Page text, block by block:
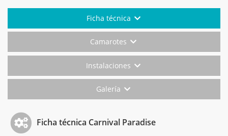
Ficha técnica
Camarotes
Instalaciones
Galería
Ficha técnica Carnival Paradise